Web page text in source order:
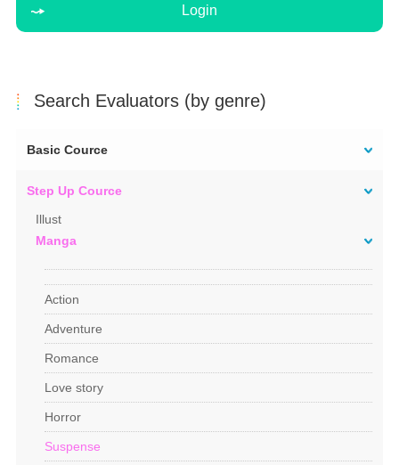
Login
Search Evaluators (by genre)
Basic Cource
Step Up Cource
Illust
Manga
Action
Adventure
Romance
Love story
Horror
Suspense